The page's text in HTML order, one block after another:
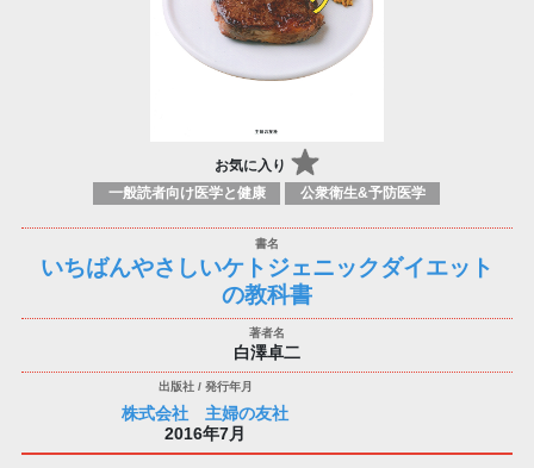
お気に入り
一般読者向け医学と健康 公衆衛生&予防医学
いちばんやさしいケトジェニックダイエット
の教科書
白澤卓二
株式会社 主婦の友社
2016年7月